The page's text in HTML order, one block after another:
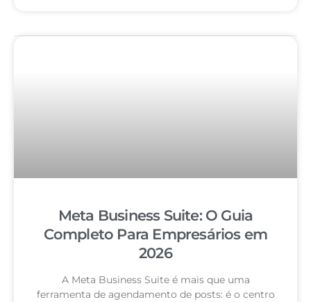
Meta Business Suite: O Guia
Completo Para Empresários em
2026
A Meta Business Suite é mais que uma
ferramenta de agendamento de posts: é o centro